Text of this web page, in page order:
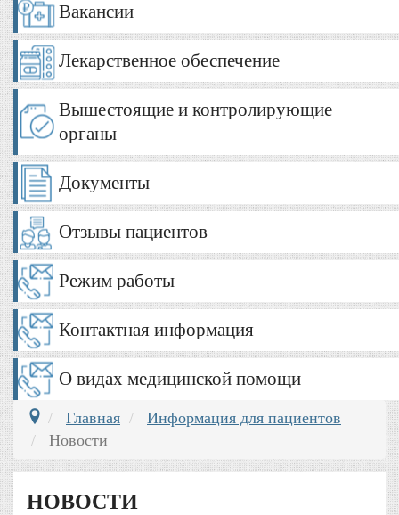
Вакансии
Лекарственное обеспечение
Вышестоящие и контролирующие
органы
Документы
Отзывы пациентов
Режим работы
Контактная информация
О видах медицинской помощи
Главная
Информация для пациентов
Новости
НОВОСТИ